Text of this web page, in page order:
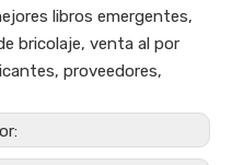
libros emergentes,
bricolaje, venta al por
proveedores,